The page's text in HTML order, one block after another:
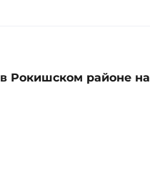
Рокишском районе на